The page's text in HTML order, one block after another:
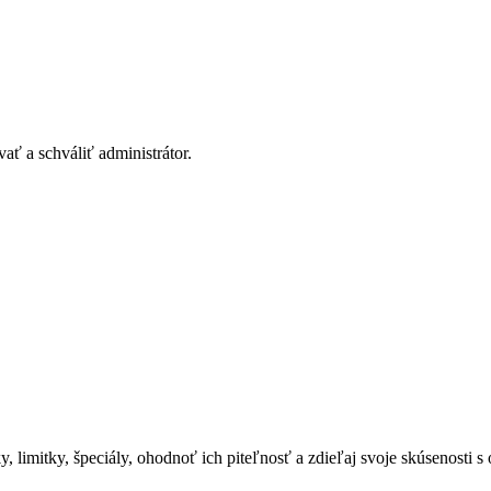
a schváliť administrátor.
špeciály, ohodnoť ich piteľnosť a zdieľaj svoje skúsenosti s